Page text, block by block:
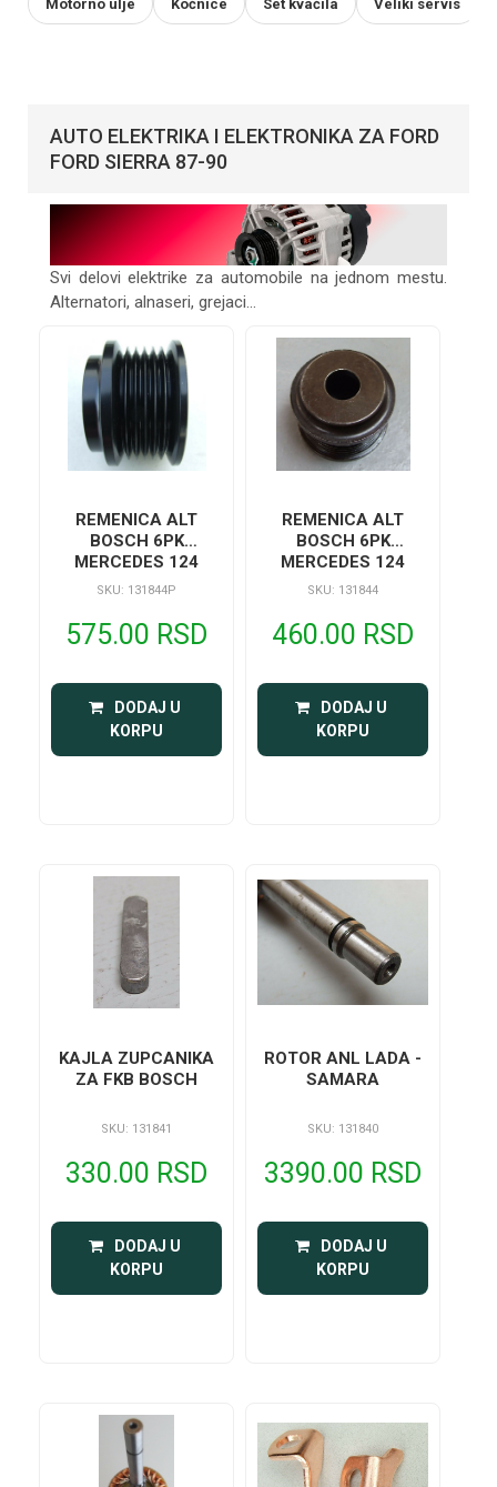
Motorno ulje Kočnice Set kvačila Veliki servis
AUTO ELEKTRIKA I ELEKTRONIKA ZA FORD
FORD SIERRA 87-90
Svi delovi elektrike za automobile na jednom mestu.
Alternatori, alnaseri, grejaci...
REMENICA ALT
BOSCH 6PK
MERCEDES 124
SKU: 131844P
575.00 RSD
DODAJ U
KORPU
REMENICA ALT
BOSCH 6PK
MERCEDES 124
SKU: 131844
460.00 RSD
DODAJ U
KORPU
KAJLA ZUPCANIKA
ZA FKB BOSCH
SKU: 131841
330.00 RSD
DODAJ U
KORPU
ROTOR ANL LADA -
SAMARA
SKU: 131840
3390.00 RSD
DODAJ U
KORPU